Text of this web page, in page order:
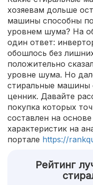
хозяевам дольше
машины способны
уровнем шума? На
один ответ:
обошлось без
положительно
уровне шума. Но
стиральные
ценник. Давайте
покупка которых
составлен на
характеристик на
портале https://
Рейтинг